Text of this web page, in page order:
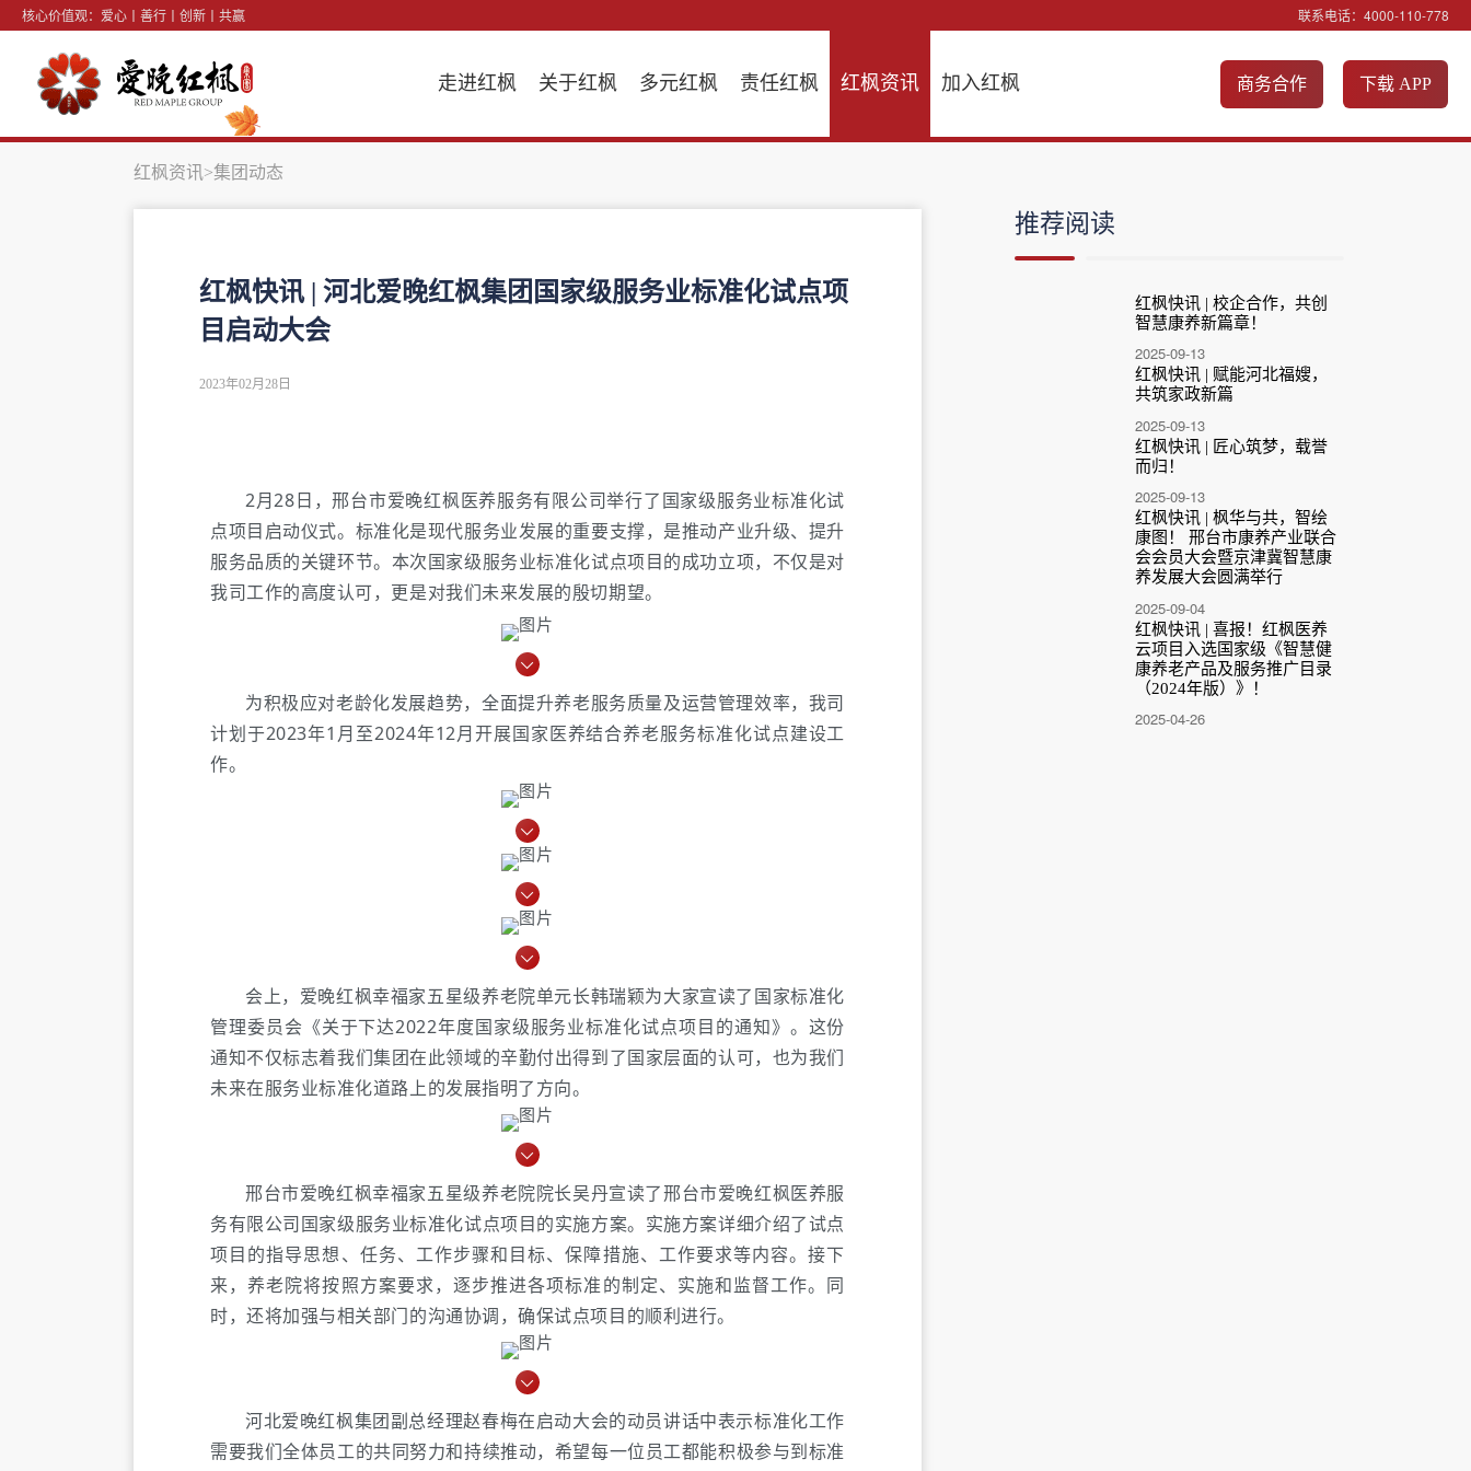
核心价值观：爱心丨善行丨创新丨共赢 联系电话： 4000-110-778
走进红枫 关于红枫 多元红枫 责任红枫 红枫资讯 加入红枫 商务合作 下载 APP
红枫资讯>集团动态
红枫快讯 | 河北爱晚红枫集团国家级服务业标准化试点项
目启动大会
2023年02月28日
2月28日，邢台市爱晚红枫医养服务有限公司举行了国家级服务业标准化试
点项目启动仪式。标准化是现代服务业发展的重要支撑，是推动产业升级、提升
服务品质的关键环节。本次国家级服务业标准化试点项目的成功立项，不仅是对
我司工作的高度认可，更是对我们未来发展的殷切期望。
为积极应对老龄化发展趋势，全面提升养老服务质量及运营管理效率，我司
计划于2023年1月至2024年12月开展国家医养结合养老服务标准化试点建设工
作。
会上，爱晚红枫幸福家五星级养老院单元长韩瑞颖为大家宣读了国家标准化
管理委员会《关于下达2022年度国家级服务业标准化试点项目的通知》。这份
通知不仅标志着我们集团在此领域的辛勤付出得到了国家层面的认可，也为我们
未来在服务业标准化道路上的发展指明了方向。
邢台市爱晚红枫幸福家五星级养老院院长吴丹宣读了邢台市爱晚红枫医养服
务有限公司国家级服务业标准化试点项目的实施方案。实施方案详细介绍了试点
项目的指导思想、任务、工作步骤和目标、保障措施、工作要求等内容。接下
来，养老院将按照方案要求，逐步推进各项标准的制定、实施和监督工作。同
时，还将加强与相关部门的沟通协调，确保试点项目的顺利进行。
河北爱晚红枫集团副总经理赵春梅在启动大会的动员讲话中表示标准化工作
需要我们全体员工的共同努力和持续推动，希望每一位员工都能积极参与到标准
推荐阅读
红枫快讯 | 校企合作，共创
智慧康养新篇章！
2025-09-13
红枫快讯 | 赋能河北福嫂，
共筑家政新篇
2025-09-13
红枫快讯 | 匠心筑梦，载誉
而归！
2025-09-13
红枫快讯 | 枫华与共，智绘
康图！ 邢台市康养产业联合
会会员大会暨京津冀智慧康
养发展大会圆满举行
2025-09-04
红枫快讯 | 喜报！红枫医养
云项目入选国家级《智慧健
康养老产品及服务推广目录
（2024年版）》！
2025-04-26